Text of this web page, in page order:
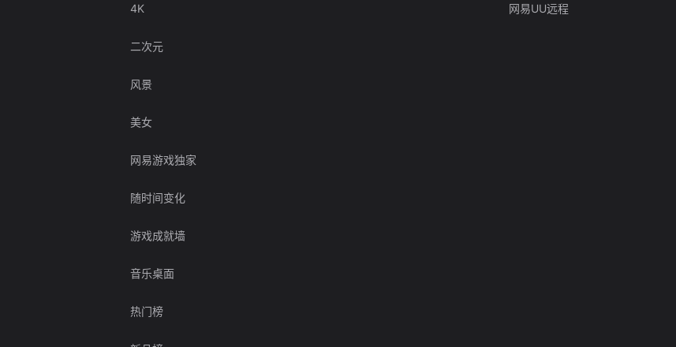
4K
二次元
风景
美女
网易游戏独家
随时间变化
游戏成就墙
音乐桌面
热门榜
网易UU远程